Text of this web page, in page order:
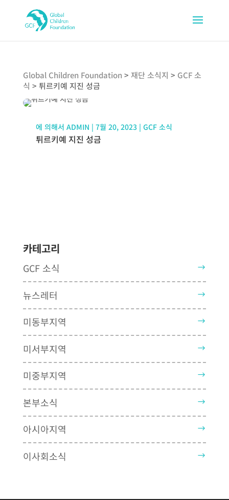
Global Children Foundation > 재단 소식지 > GCF 소
식 > 튀르키예 지진 성금
에 의해서 ADMIN | 7월 20, 2023| GCF 소식
튀르키예 지진 성금
카테고리
GCF 소식
뉴스레터
미동부지역
미서부지역
미중부지역
본부소식
아시아지역
이사회소식